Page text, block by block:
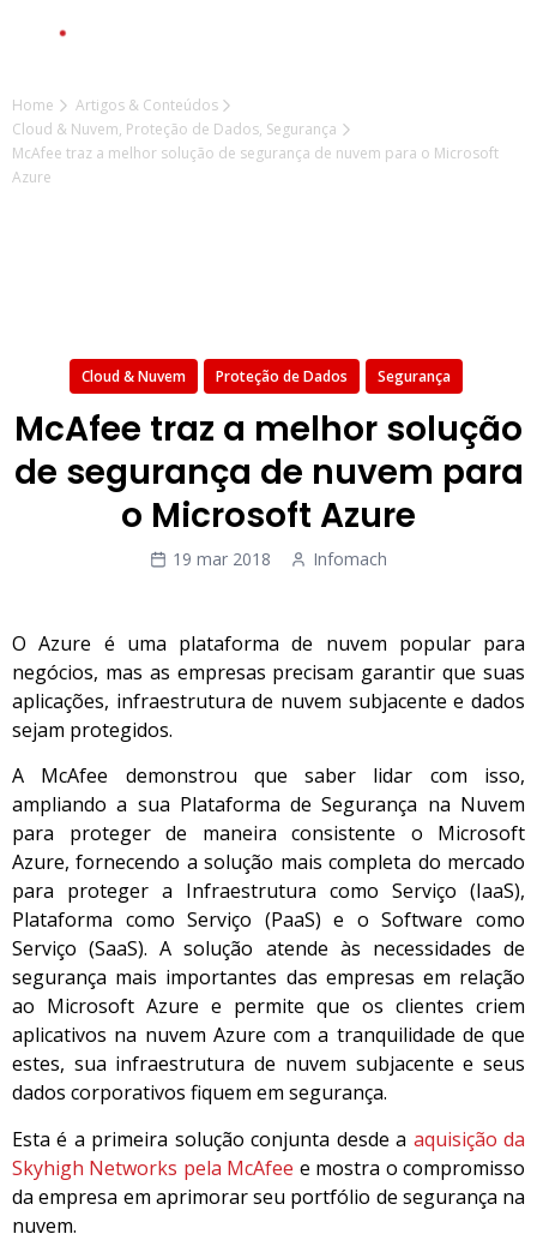
Home
Artigos & Conteúdos
Cloud & Nuvem, Proteção de Dados, Segurança
McAfee traz a melhor solução de segurança de nuvem para o Microsoft
Azure
Cloud & Nuvem Proteção de Dados Segurança
McAfee traz a melhor solução
de segurança de nuvem para
o Microsoft Azure
19 mar 2018 Infomach
O Azure é uma plataforma de nuvem popular para
negócios, mas as empresas precisam garantir que suas
aplicações, infraestrutura de nuvem subjacente e dados
sejam protegidos.
A McAfee demonstrou que saber lidar com isso,
ampliando a sua Plataforma de Segurança na Nuvem
para proteger de maneira consistente o Microsoft
Azure, fornecendo a solução mais completa do mercado
para proteger a Infraestrutura como Serviço (IaaS),
Plataforma como Serviço (PaaS) e o Software como
Serviço (SaaS). A solução atende às necessidades de
segurança mais importantes das empresas em relação
ao Microsoft Azure e permite que os clientes criem
aplicativos na nuvem Azure com a tranquilidade de que
estes, sua infraestrutura de nuvem subjacente e seus
dados corporativos fiquem em segurança.
Esta é a primeira solução conjunta desde a aquisição da
Skyhigh Networks pela McAfee e mostra o compromisso
da empresa em aprimorar seu portfólio de segurança na
nuvem.